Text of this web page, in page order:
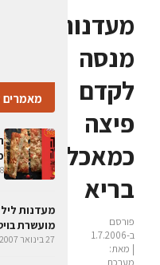
מעדנות
מנסה
לקדם
פיצה
כמאכל
בריא
פורסם
ב-1.7.2006
| מאת:
מערכת
מאמרים
8 בפברואר 2018
מעדנות
מועשרת
27 בינואר 2007